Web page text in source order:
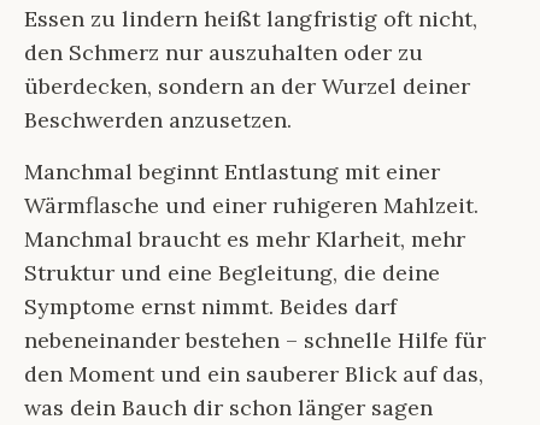
Essen zu lindern heißt langfristig oft nicht,
den Schmerz nur auszuhalten oder zu
überdecken, sondern an der Wurzel deiner
Beschwerden anzusetzen.
Manchmal beginnt Entlastung mit einer
Wärmflasche und einer ruhigeren Mahlzeit.
Manchmal braucht es mehr Klarheit, mehr
Struktur und eine Begleitung, die deine
Symptome ernst nimmt. Beides darf
nebeneinander bestehen – schnelle Hilfe für
den Moment und ein sauberer Blick auf das,
was dein Bauch dir schon länger sagen